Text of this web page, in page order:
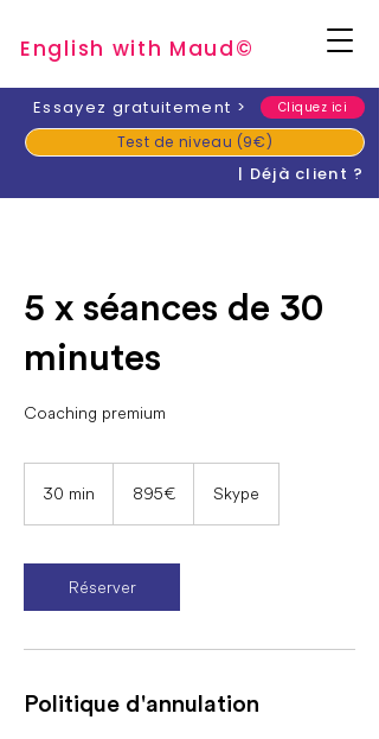
English with Maud©
​Essayez gratuitement > Cliquez ici
Test de niveau (9€)
| Déjà client ?
5 x séances de 30
minutes
Coaching premium
30 min
i
n
895 € Skype
Réserver
Politique d'annulation